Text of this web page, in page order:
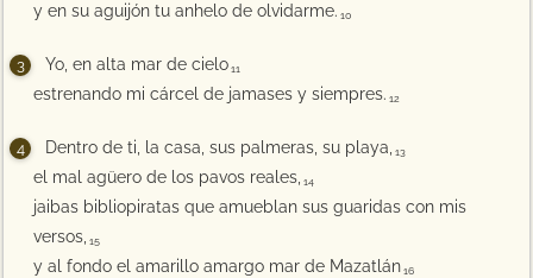
y en su aguijón tu anhelo de olvidarme. 10
Yo, en alta mar de cielo 11
estrenando mi cárcel de jamases y siempres. 12
Dentro de ti, la casa, sus palmeras, su playa, 13
el mal agüero de los pavos reales, 14
jaibas bibliopiratas que amueblan sus guaridas con mis
versos, 15
y al fondo el amarillo amargo mar de Mazatlán 16